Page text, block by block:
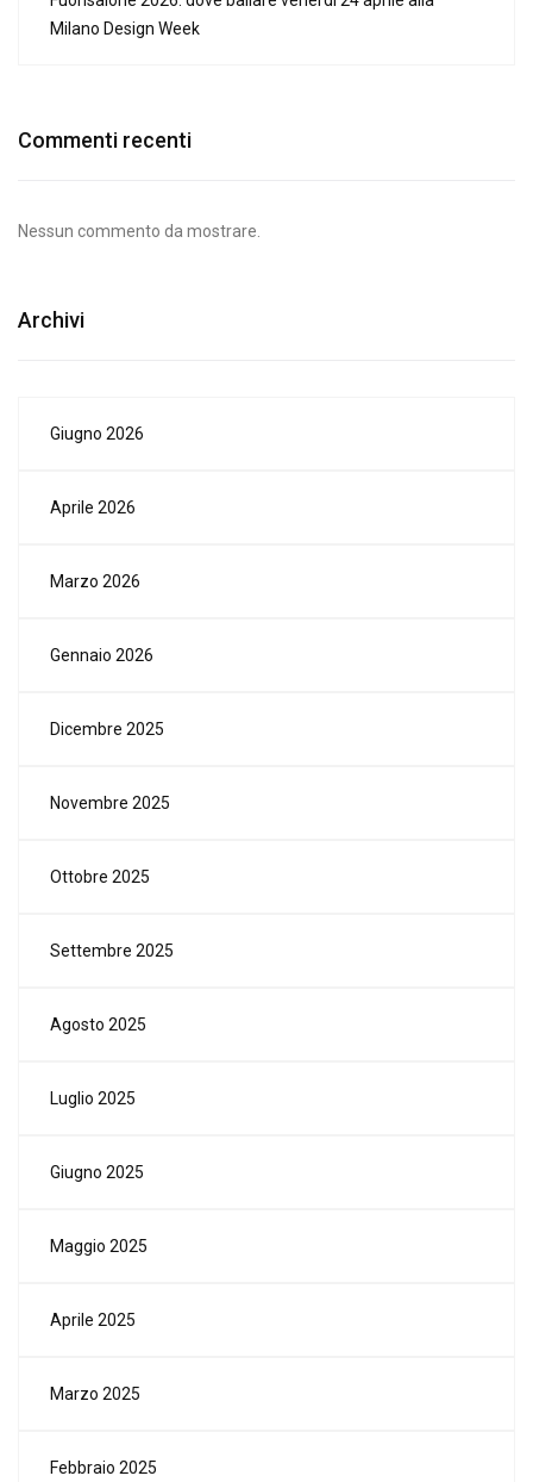
Milano Design Week
Commenti recenti
Nessun commento da mostrare.
Archivi
Giugno 2026
Aprile 2026
Marzo 2026
Gennaio 2026
Dicembre 2025
Novembre 2025
Ottobre 2025
Settembre 2025
Agosto 2025
Luglio 2025
Giugno 2025
Maggio 2025
Aprile 2025
Marzo 2025
Febbraio 2025